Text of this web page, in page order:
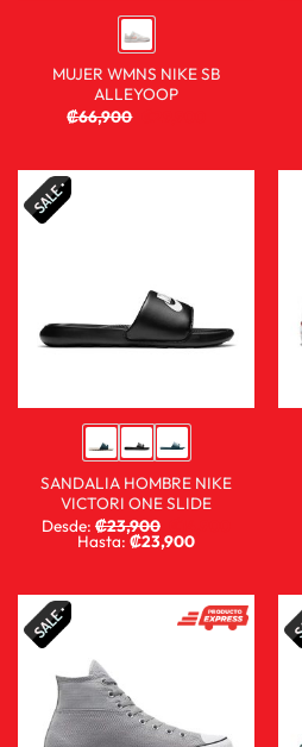
MUJER WMNS NIKE SB
ALLEYOOP
₡66,900
SANDALIA HOMBRE NIKE
VICTORI ONE SLIDE
Desde: ₡23,900
Hasta:₡23,900